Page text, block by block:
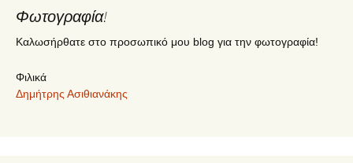
Φωτογραφία!
Καλωσήρθατε στο προσωπικό μου blog για την φωτογραφία!
Φιλικά
Δημήτρης Ασιθιανάκης